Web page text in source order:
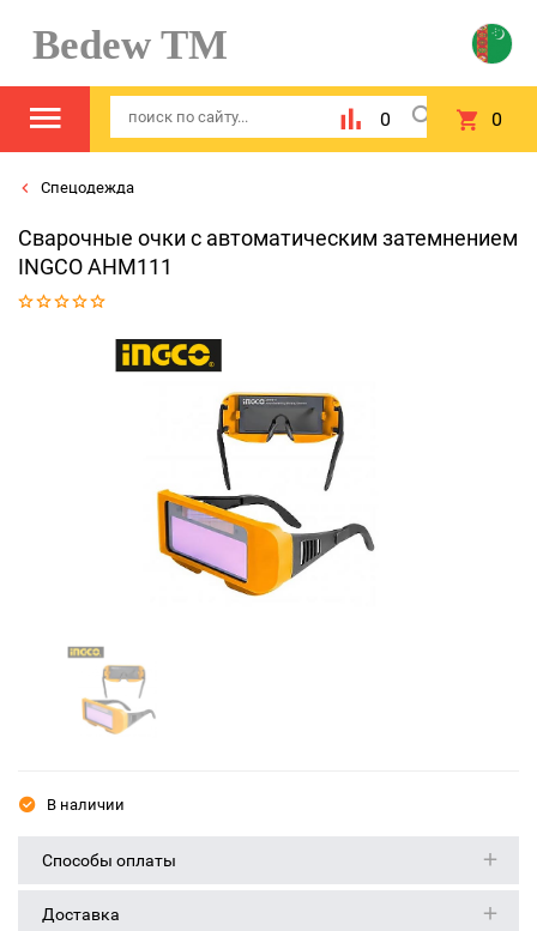
Bedew TM
0 0
Спецодежда
Сварочные очки с автоматическим затемнением
INGCO AHM111
В наличии
Способы оплаты
Доставка